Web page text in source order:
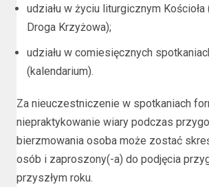
udziału w życiu liturgicznym Kościoła
Droga Krzyżowa);
udziału w comiesięcznych
(kalendarium).
Za nieuczestniczenie w spotkaniach
niepraktykowanie wiary podczas
bierzmowania osoba może zostać
osób i zaproszony(-a) do podjęcia
przyszłym roku.